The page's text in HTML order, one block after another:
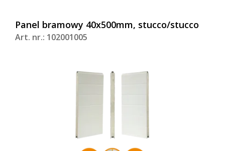
Panel bramowy 40x500mm, stucco/stucco
Art. nr.: 102001005